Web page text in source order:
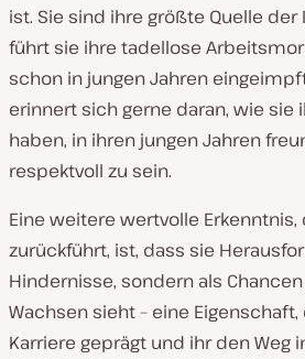
ist. Sie sind ihre größte Quelle der
führt sie ihre tadellose
schon in jungen Jahren
erinnert sich gerne daran, wie sie
haben, in ihren jungen Jahren
respektvoll zu sein.
Eine weitere wertvolle Erkenntnis,
zurückführt, ist, dass sie
Hindernisse, sondern als
Wachsen sieht – eine
Karriere geprägt und ihr den Weg